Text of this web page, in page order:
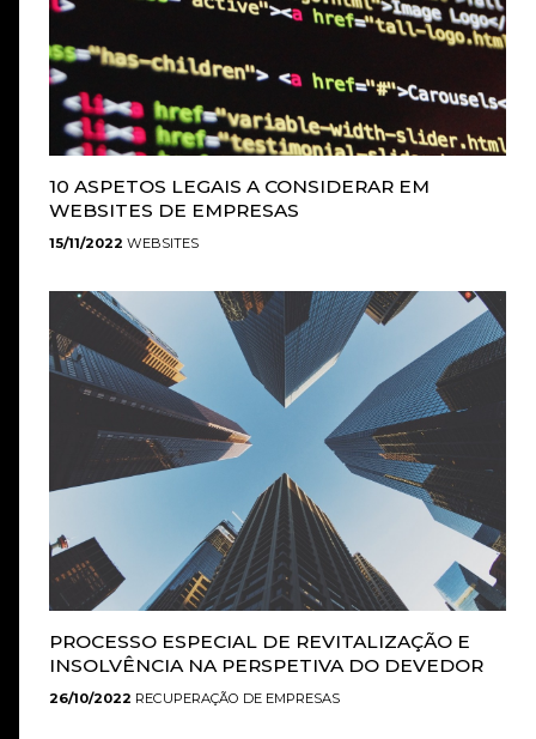
10 ASPETOS LEGAIS A CONSIDERAR EM
WEBSITES DE EMPRESAS
15/11/2022 WEBSITES
PROCESSO ESPECIAL DE REVITALIZAÇÃO E
INSOLVÊNCIA NA PERSPETIVA DO DEVEDOR
26/10/2022 RECUPERAÇÃO DE EMPRESAS